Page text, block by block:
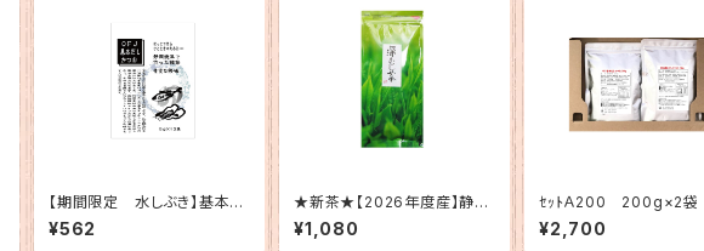
【期間限定 水しぶき】基本だ
しかつお（5g×12）
¥562
★新茶★【2026年度産】静岡
産 深蒸茶100ｇ
¥1,080
ｾｯﾄＡ200 200g×2袋
¥2,700